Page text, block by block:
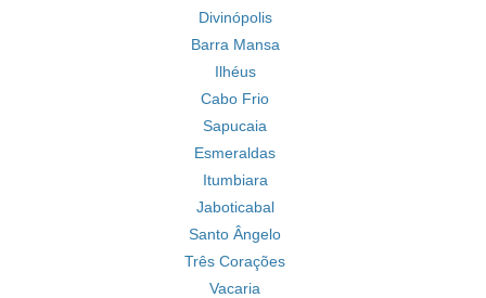
Divinópolis
Barra Mansa
Ilhéus
Cabo Frio
Sapucaia
Esmeraldas
Itumbiara
Jaboticabal
Santo Ângelo
Três Corações
Vacaria